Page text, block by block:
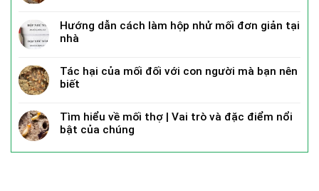
Hướng dẫn cách làm hộp nhử mối đơn giản tại
nhà
Tác hại của mối đối với con người mà bạn nên
biết
Tìm hiểu về mối thợ | Vai trò và đặc điểm nổi
bật của chúng